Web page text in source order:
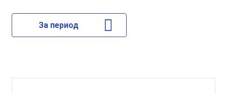
За период